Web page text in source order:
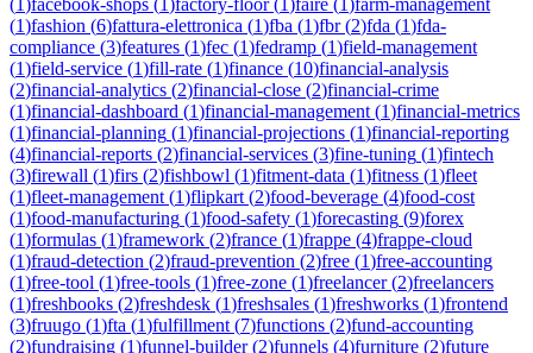
(1)fashion (6)fattura-elettronica (1)fba (1)fbr(2)fda (1)fda-
compliance (3)features (1)fec (1)fedramp (1)field-management
(1)field-service (1)fill-rate (1)finance (10)financial-analysis
(2)financial-analytics (2)financial-close (2)financial-crime
(1)financial-dashboard (1)financial-management (1)financial-metrics
(1)financial-planning (1)financial-projections (1)financial-reporting
(4)financial-reports (2)financial-services (3)fine-tuning (1)fintech
(3)firewall (1)firs (2)fishbowl (1)fitment-data (1)fitness (1)fleet
(1)fleet-management (1)flipkart (2)food-beverage (4)food-cost
(1)food-manufacturing (1)food-safety (1)forecasting (9)forex
(1)formulas (1)framework (2)france (1)frappe (4)frappe-cloud
(1)fraud-detection (2)fraud-prevention (2)free (1)free-accounting
(1)free-tool (1)free-tools (1)free-zone (1)freelancer(2)freelancers
(1)freshbooks (2)freshdesk (1)freshsales (1)freshworks (1)frontend
(3)fruugo (1)fta (1)fulfillment (7)functions (2)fund-accounting
(2)fundraising (1)funnel-builder(2)funnels (4)furniture (2)future